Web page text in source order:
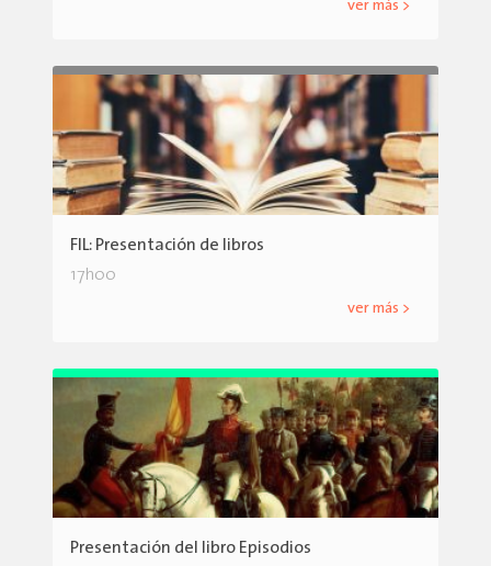
ver más >
FIL: Presentación de libros
17h00
ver más >
Presentación del libro Episodios